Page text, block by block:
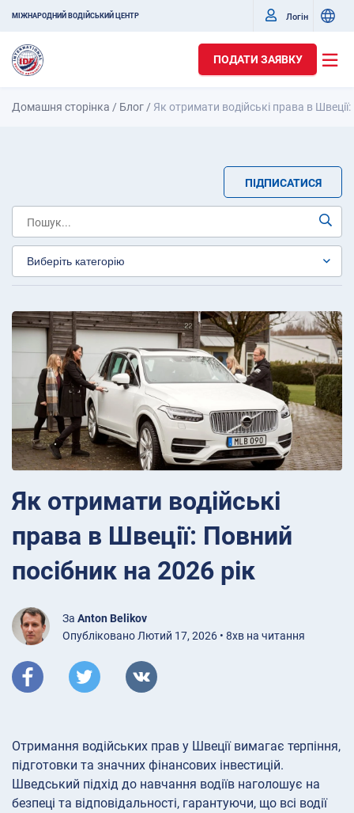
МІЖНАРОДНИЙ ВОДІЙСЬКИЙ ЦЕНТР Логін
ПОДАТИ ЗАЯВКУ
Домашня сторінка / Блог / Як отримати водійські права в
ПІДПИСАТИСЯ
Як отримати водійські
права в Швеції: Повний
посібник на 2026 рік
За Anton Belikov
Опубліковано Лютий 17, 2026 • 8хв на читання
Отримання водійських прав у Швеції вимагає терпіння,
підготовки та значних фінансових інвестицій.
Шведський підхід до навчання водіїв наголошує на
безпеці та відповідальності, гарантуючи, що всі водії